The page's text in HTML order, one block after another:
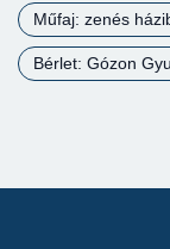
Műfaj: zenés
Bérlet: Gózon